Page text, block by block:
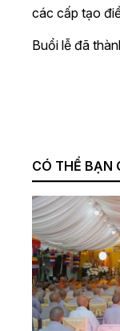
các cấp tạo
Buổi lễ đã
CÓ THỂ BẠN